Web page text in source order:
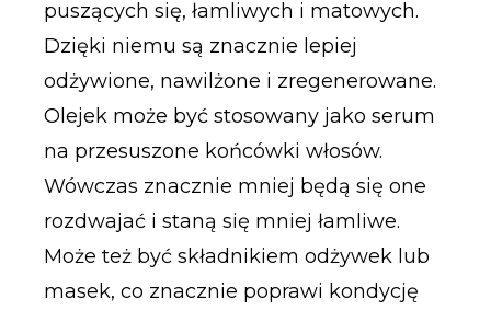
puszących się, łamliwych i matowych.
Dzięki niemu są znacznie lepiej
odżywione, nawilżone i zregenerowane.
Olejek może być stosowany jako serum
na przesuszone końcówki włosów.
Wówczas znacznie mniej będą się one
rozdwajać i staną się mniej łamliwe.
Może też być składnikiem odżywek lub
masek, co znacznie poprawi kondycję